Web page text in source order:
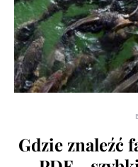
Gdzie znaleźć